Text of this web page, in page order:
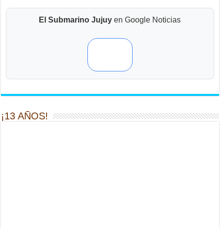
El Submarino Jujuy en Google Noticias
¡13 AÑOS!